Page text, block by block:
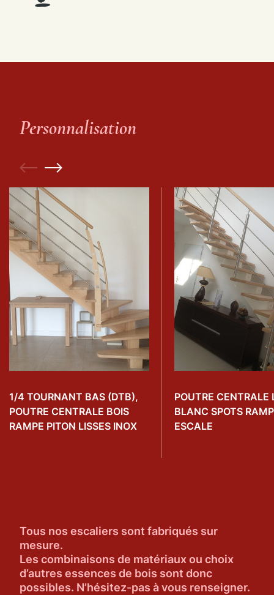
Personnalisation
1/4 TOURNANT BAS (DTB),
POUTRE CENTRALE BOIS
RAMPE PITON LISSES INOX
POUTRE CENTRALE
BLANC SPOTS
ESCALE
Tous nos escaliers sont fabriqués sur
mesure.
Les combinaisons de matériaux ou choix
d’autres essences de bois sont donc
possibles. N’hésitez-pas à vous renseigner.